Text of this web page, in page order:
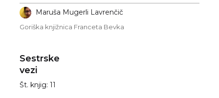
Maruša Mugerli Lavrenčič
Goriška knjižnica Franceta Bevka
Sestrske
vezi
Št. knjig: 11